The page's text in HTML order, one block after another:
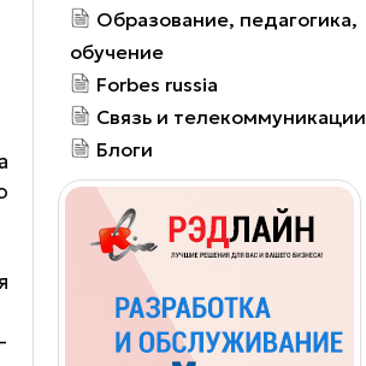
Образование, педагогика,
обучение
Forbes russia
Связь и телекоммуникации
Блоги